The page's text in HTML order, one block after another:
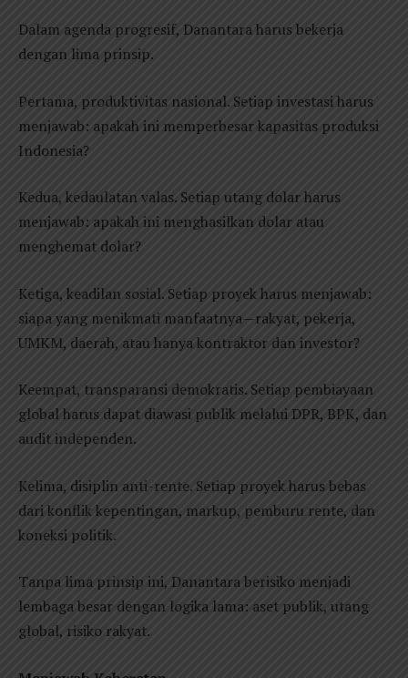
Dalam agenda progresif, Danantara harus bekerja
dengan lima prinsip.
Pertama, produktivitas nasional. Setiap investasi harus
menjawab: apakah ini memperbesar kapasitas produksi
Indonesia?
Kedua, kedaulatan valas. Setiap utang dolar harus
menjawab: apakah ini menghasilkan dolar atau
menghemat dolar?
Ketiga, keadilan sosial. Setiap proyek harus menjawab:
siapa yang menikmati manfaatnya—rakyat, pekerja,
UMKM, daerah, atau hanya kontraktor dan investor?
Keempat, transparansi demokratis. Setiap pembiayaan
global harus dapat diawasi publik melalui DPR, BPK, dan
audit independen.
Kelima, disiplin anti-rente. Setiap proyek harus bebas
dari konflik kepentingan, markup, pemburu rente, dan
koneksi politik.
Tanpa lima prinsip ini, Danantara berisiko menjadi
lembaga besar dengan logika lama: aset publik, utang
global, risiko rakyat.